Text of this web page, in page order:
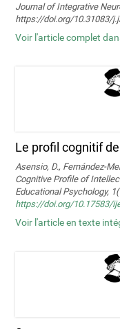
Journal of Integrative
https://doi.org/10.31083/
Voir l'article complet
Le profil cognitif
Asensio, D., Fernández-
Cognitive Profile of
Educational Psychology,
https://doi.org/10.17583/
Voir l'article en texte